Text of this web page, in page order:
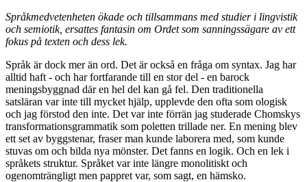
Språkmedvetenheten ökade och tillsammans med studier i lingvistik
och semiotik, ersattes fantasin om Ordet som sanningssägare av ett
fokus på texten och dess lek.
Språk är dock mer än ord. Det är också en fråga om syntax. Jag har
alltid haft - och har fortfarande till en stor del - en barock
meningsbyggnad där en hel del kan gå fel. Den traditionella
satsläran var inte till mycket hjälp, upplevde den ofta som ologisk
och jag förstod den inte. Det var inte förrän jag studerade Chomskys
transformationsgrammatik som poletten trillade ner. En mening blev
ett set av byggstenar, fraser man kunde laborera med, som kunde
stuvas om och bilda nya mönster. Det fanns en logik. Och en lek i
språkets struktur. Språket var inte längre monolitiskt och
ogenomträngligt men pappret var, som sagt, en hämsko.